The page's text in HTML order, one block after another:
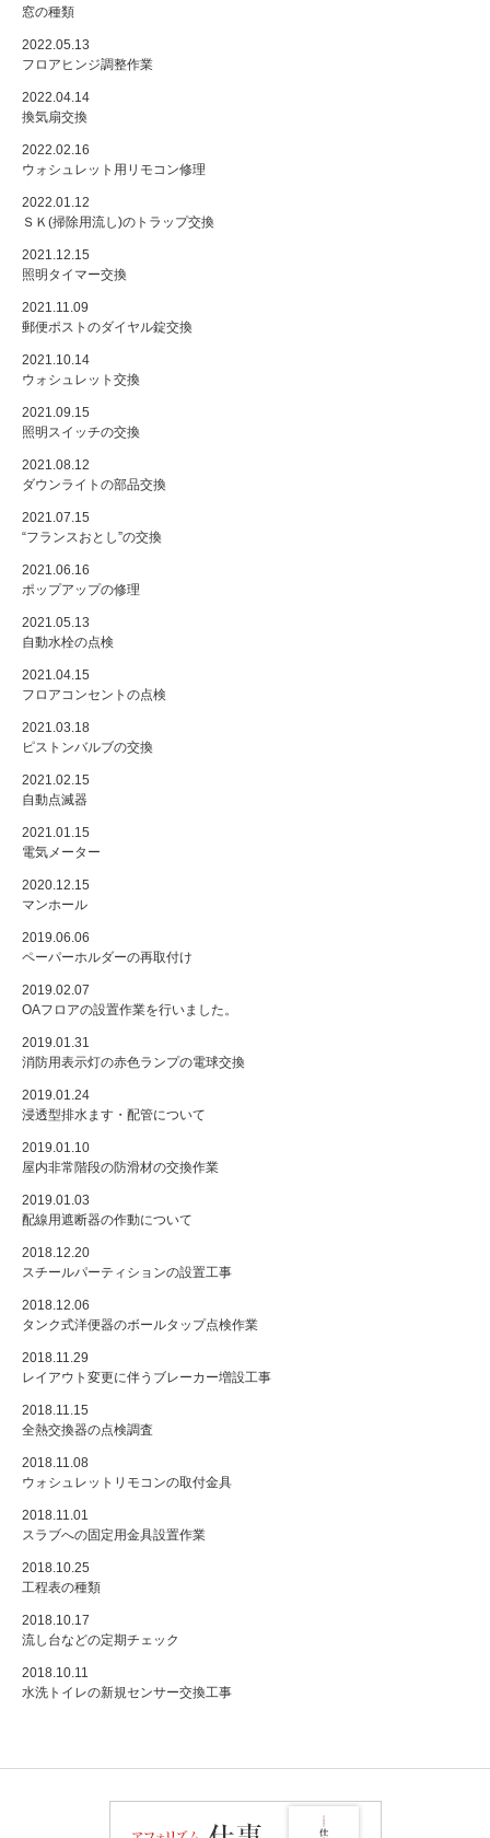
窓の種類
2022.05.13
フロアヒンジ調整作業
2022.04.14
換気扇交換
2022.02.16
ウォシュレット用リモコン修理
2022.01.12
ＳＫ(掃除用流し)のトラップ交換
2021.12.15
照明タイマー交換
2021.11.09
郵便ポストのダイヤル錠交換
2021.10.14
ウォシュレット交換
2021.09.15
照明スイッチの交換
2021.08.12
ダウンライトの部品交換
2021.07.15
“フランスおとし”の交換
2021.06.16
ポップアップの修理
2021.05.13
自動水栓の点検
2021.04.15
フロアコンセントの点検
2021.03.18
ピストンバルブの交換
2021.02.15
自動点滅器
2021.01.15
電気メーター
2020.12.15
マンホール
2019.06.06
ペーパーホルダーの再取付け
2019.02.07
OAフロアの設置作業を行いました。
2019.01.31
消防用表示灯の赤色ランプの電球交換
2019.01.24
浸透型排水ます・配管について
2019.01.10
屋内非常階段の防滑材の交換作業
2019.01.03
配線用遮断器の作動について
2018.12.20
スチールパーティションの設置工事
2018.12.06
タンク式洋便器のボールタップ点検作業
2018.11.29
レイアウト変更に伴うブレーカー増設工事
2018.11.15
全熱交換器の点検調査
2018.11.08
ウォシュレットリモコンの取付金具
2018.11.01
スラブへの固定用金具設置作業
2018.10.25
工程表の種類
2018.10.17
流し台などの定期チェック
2018.10.11
水洗トイレの新規センサー交換工事